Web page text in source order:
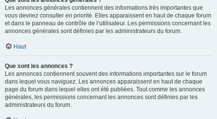
Les annonces générales contiennent des informations très importantes que
vous devriez consulter en priorité. Elles apparaissent en haut de chaque forum
et dans le panneau de contrôle de l’utilisateur. Les permissions concernant les
annonces générales sont définies par les administrateurs du forum.
Haut
Que sont les annonces ?
Les annonces contiennent souvent des informations importantes sur le forum
dans lequel vous naviguez. Les annonces apparaissent en haut de chaque
page du forum dans lequel elles ont été publiées. Tout comme les annonces
générales, les permissions concernant les annonces sont définies par les
administrateurs du forum.